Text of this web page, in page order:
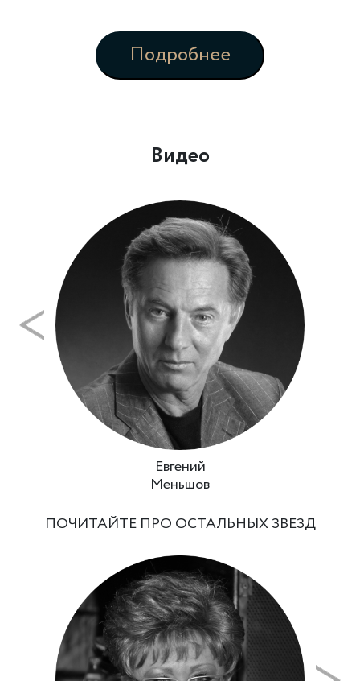
Подробнее
Видео
Евгений
Меньшов
ПОЧИТАЙТЕ ПРО ОСТАЛЬНЫХ ЗВЕЗД